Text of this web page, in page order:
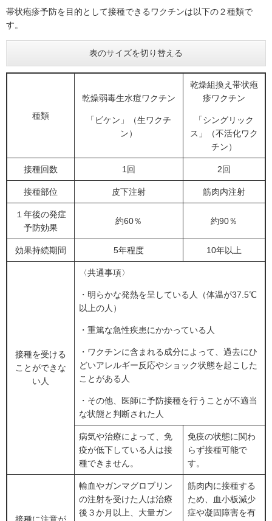
帯状疱疹予防を目的として接種できるワクチンは以下の２種類で
す。
表のサイズを切り替える
種類
乾燥弱毒生水痘ワクチン
「ビケン」（生ワクチ
ン）
乾燥組換え帯状疱
疹ワクチン
「シングリック
ス」（不活化ワク
チン）
接種回数 1回 2回
接種部位 皮下注射 筋肉内注射
１年後の発症
予防効果
約60％ 約90％
効果持続期間 5年程度 10年以上
接種を受ける
ことができな
い人
〈共通事項〉
・明らかな発熱を呈している人（体温が37.5℃
以上の人）
・重篤な急性疾患にかかっている人
・ワクチンに含まれる成分によって、過去にひ
どいアレルギー反応やショック状態を起こした
ことがある人
・その他、医師に予防接種を行うことが不適当
な状態と判断された人
病気や治療によって、免
疫が低下している人は接
種できません。
免疫の状態に関わ
らず接種可能で
す。
輸血やガンマグロブリン
の注射を受けた人は治療
後３か月以上、大量ガン
筋肉内に接種する
ため、血小板減少
症や凝固障害を有